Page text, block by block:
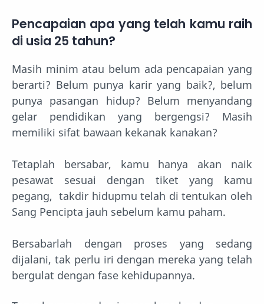
Pencapaian apa yang telah kamu raih
di usia 25 tahun?
Masih minim atau belum ada pencapaian yang
berarti? Belum punya karir yang baik?, belum
punya pasangan hidup? Belum menyandang
gelar pendidikan yang bergengsi? Masih
memiliki sifat bawaan kekanak kanakan?
Tetaplah bersabar, kamu hanya akan naik
pesawat sesuai dengan tiket yang kamu
pegang, takdir hidupmu telah di tentukan oleh
Sang Pencipta jauh sebelum kamu paham.
Bersabarlah dengan proses yang sedang
dijalani, tak perlu iri dengan mereka yang telah
bergulat dengan fase kehidupannya.